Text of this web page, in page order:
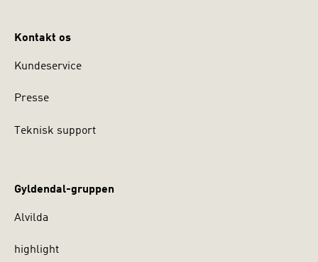
Kontakt os
Kundeservice
Presse
Teknisk support
Gyldendal-gruppen
Alvilda
highlight